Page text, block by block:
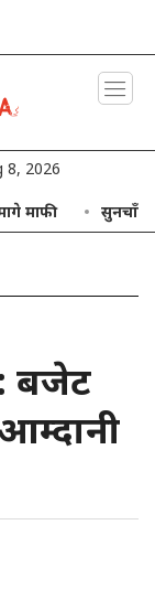
8, 2026
सुनचाँदीको
बजेट